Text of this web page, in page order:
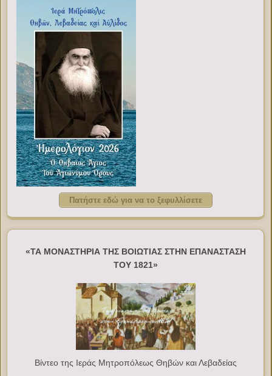
Πατήστε εδώ για να το ξεφυλλίσετε
«ΤΑ ΜΟΝΑΣΤΗΡΙΑ ΤΗΣ ΒΟΙΩΤΙΑΣ ΣΤΗΝ ΕΠΑΝΑΣΤΑΣΗ
ΤΟΥ 1821»
Βίντεο της Ιεράς Μητροπόλεως Θηβών και Λεβαδείας